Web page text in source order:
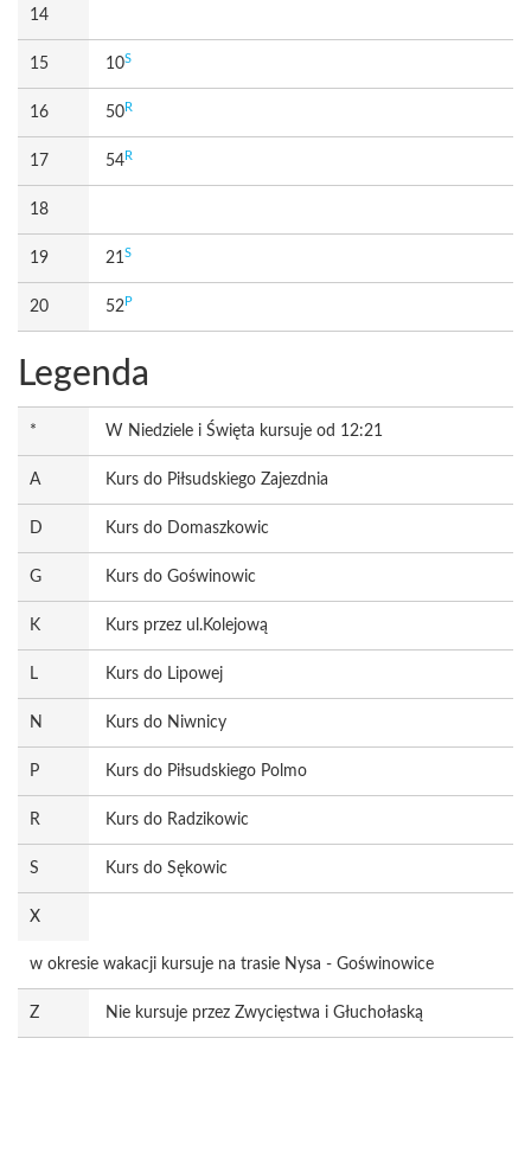
14
15 10S
16 50 R
17 54 R
18
19 21S
20 52 P
Legenda
* W Niedziele i Święta kursuje od 12:21
A Kurs do Piłsudskiego Zajezdnia
D Kurs do Domaszkowic
G Kurs do Goświnowic
K Kurs przez ul.Kolejową
L Kurs do Lipowej
N Kurs do Niwnicy
P Kurs do Piłsudskiego Polmo
R Kurs do Radzikowic
S Kurs do Sękowic
X
w okresie wakacji kursuje na trasie Nysa - Goświnowice
Z Nie kursuje przez Zwycięstwa i Głuchołaską